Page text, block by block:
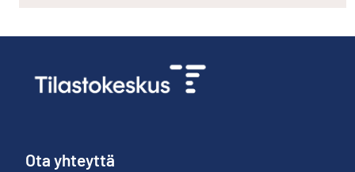
Ota yhteyttä